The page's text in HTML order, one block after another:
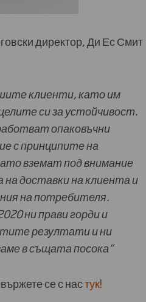
директор, Ди Ес Смит
клиенти, като им
си за устойчивост.
опаковъчни
с принципите на
вземат под внимание
доставки на клиента и
на потребителя.
ни прави горди и
резултати и ни
в същата посока“
се с настук!